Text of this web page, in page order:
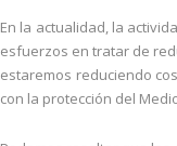
En la actualidad, la
esfuerzos en tratar de
estaremos reduciendo
con la protección del